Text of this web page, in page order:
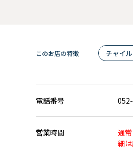
このお店の特徴 チャイ
電話番号
営業時間
通
細